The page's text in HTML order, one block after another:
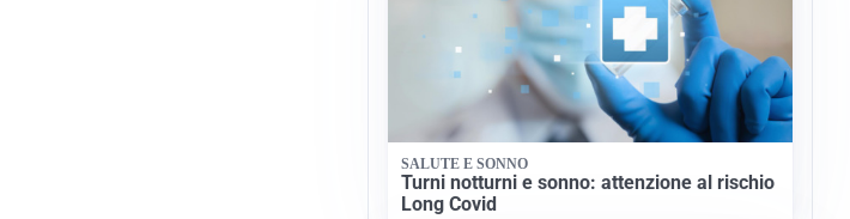
SALUTE E SONNO
Turni notturni e sonno: attenzione al rischio
Long Covid